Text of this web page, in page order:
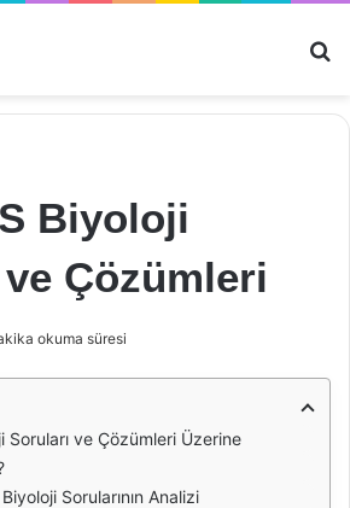
Biyoloji
Çözümleri
okuma süresi
Soruları ve Çözümleri Üzerine
Sorularının Analizi